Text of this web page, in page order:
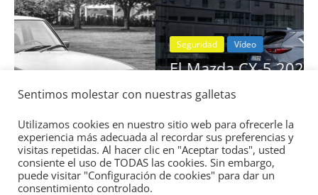
Seguridad Vídeo
El Mazda CX-5 2022 logra la máxima
nota en las pruebas de seguridad del
IIHS
11 de noviembre de 2021 mospotter84 0
Sentimos molestar con nuestras galletas
Utilizamos cookies en nuestro sitio web para ofrecerle la
experiencia más adecuada al recordar sus preferencias y
visitas repetidas. Al hacer clic en "Aceptar todas", usted
consiente el uso de TODAS las cookies. Sin embargo,
puede visitar "Configuración de cookies" para dar un
consentimiento controlado.